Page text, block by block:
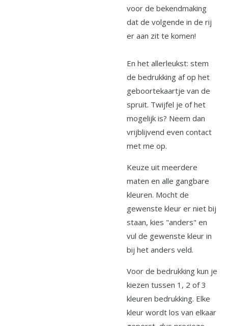
voor de bekendmaking
dat de volgende in de rij
er aan zit te komen!
En het allerleukst: stem
de bedrukking af op het
geboortekaartje van de
spruit. Twijfel je of het
mogelijk is? Neem dan
vrijblijvend even contact
met me op.
Keuze uit meerdere
maten en alle gangbare
kleuren. Mocht de
gewenste kleur er niet bij
staan, kies "anders" en
vul de gewenste kleur in
bij het anders veld.
Voor de bedrukking kun je
kiezen tussen 1, 2 of 3
kleuren bedrukking. Elke
kleur wordt los van elkaar